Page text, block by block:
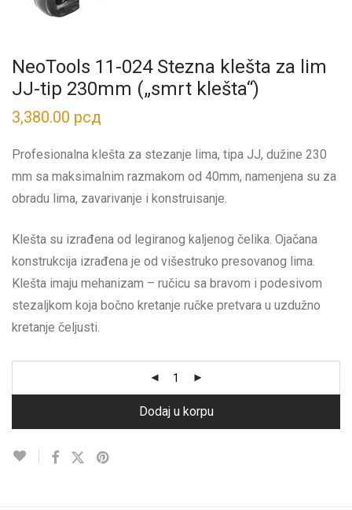
NeoTools 11-024 Stezna klešta za lim
JJ-tip 230mm („smrt klešta“)
3,380.00 рсд
Profesionalna klešta za stezanje lima, tipa JJ, dužine 230
mm sa maksimalnim razmakom od 40mm, namenjena su za
obradu lima, zavarivanje i konstruisanje.
Klešta su izrađena od legiranog kaljenog čelika. Ojačana
konstrukcija izrađena je od višestruko presovanog lima.
Klešta imaju mehanizam – ručicu sa bravom i podesivom
stezaljkom koja bočno kretanje ručke pretvara u uzdužno
kretanje čeljusti.
Dodaj u korpu